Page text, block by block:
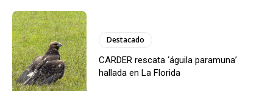
Destacado
CARDER rescata ‘águila paramuna’
hallada en La Florida